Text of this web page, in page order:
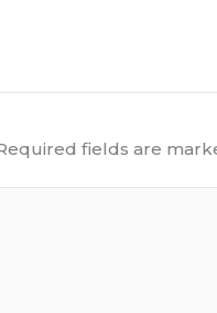
fields are